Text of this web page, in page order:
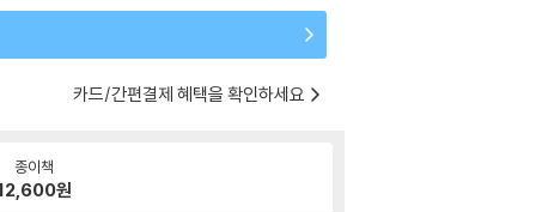
카드/간편결제 혜택을 확인하세요
종이책
원